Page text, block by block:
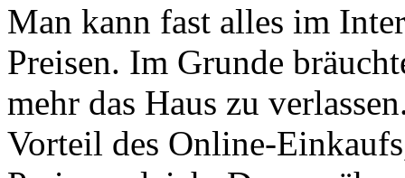
Man kann fast alles im
Preisen. Im Grunde
mehr das Haus zu
Vorteil des Online-